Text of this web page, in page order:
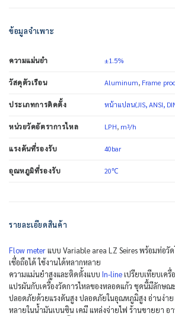
ข้อมูลจำเพาะ
ความแม่นยำ ±1.5%
วัสดุตัวเรือน Aluminum, Frame
ประเภทการติดตั้ง หน้าแปลน(JIS, ANSI,
หน่วยวัดอัตราการไหล LPH, m³/h
แรงดันที่รองรับ 40bar
อุณหภูมิที่รองรับ 20℃
รายละเอียดสินค้า
Flow meterแบบ Variable area LZ Seires พร้อมท่อวั
เชื่อถือได้ ใช้งานได้หลากหลาย
ความแม่นยำสูงและติดตั้งแบบ In-lineเปรียบเทียบเค
แปรผันกับเครื่องวัดการไหลของหลอดแก้ว ชุดนี้มีลักษณ
ปลอดภัยด้วยแรงดันสูง ปลอดภัยในอุณหภูมิสูง อ่านง่าย
หลายในน้ำมันเบนซิน เคมี แหล่งจ่ายไฟ ร้านขายยา อ